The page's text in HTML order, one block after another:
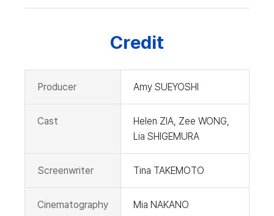
Credit
Producer Amy SUEYOSHI
Cast
Helen ZIA, Zee WONG,
Lia SHIGEMURA
Screenwriter Tina TAKEMOTO
Cinematography Mia NAKANO